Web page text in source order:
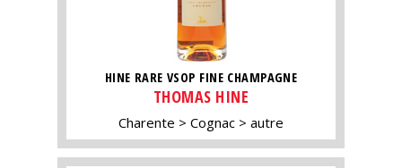
HINE RARE VSOP FINE CHAMPAGNE
THOMAS HINE
Charente Cognac autre